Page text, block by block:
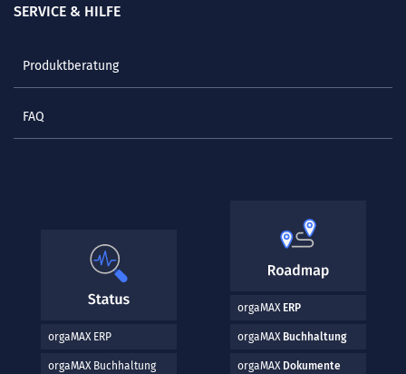
SERVICE & HILFE
Produktberatung
FAQ
orgaMAX ERP
orgaMAX Buchhaltung
orgaMAX ERP
orgaMAX Buchhaltung
orgaMAX Dokumente